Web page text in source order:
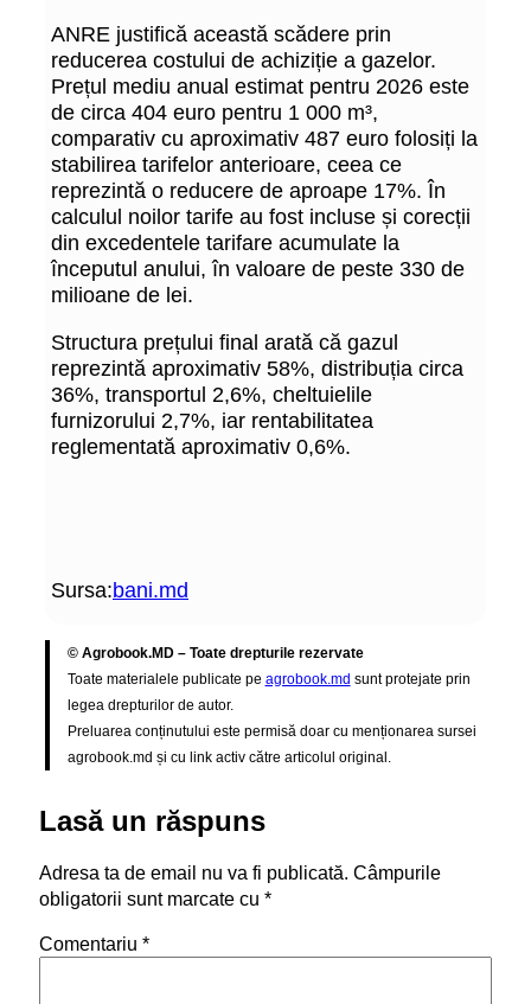
ANRE justifică această scădere prin
reducerea costului de achiziție a gazelor.
Prețul mediu anual estimat pentru 2026 este
de circa 404 euro pentru 1 000 m³,
comparativ cu aproximativ 487 euro folosiți la
stabilirea tarifelor anterioare, ceea ce
reprezintă o reducere de aproape 17%. În
calculul noilor tarife au fost incluse și corecții
din excedentele tarifare acumulate la
începutul anului, în valoare de peste 330 de
milioane de lei.
Structura prețului final arată că gazul
reprezintă aproximativ 58%, distribuția circa
36%, transportul 2,6%, cheltuielile
furnizorului 2,7%, iar rentabilitatea
reglementată aproximativ 0,6%.
Sursa:bani.md
© Agrobook.MD – Toate drepturile rezervate
Toate materialele publicate pe agrobook.md sunt protejate prin
legea drepturilor de autor.
Preluarea conținutului este permisă doar cu menționarea sursei
agrobook.md și cu link activ către articolul original.
Lasă un răspuns
Adresa ta de email nu va fi publicată. Câmpurile
obligatorii sunt marcate cu *
Comentariu *